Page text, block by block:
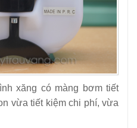
xăng có màng bơm tiết
vừa tiết kiệm chi phí, vừa